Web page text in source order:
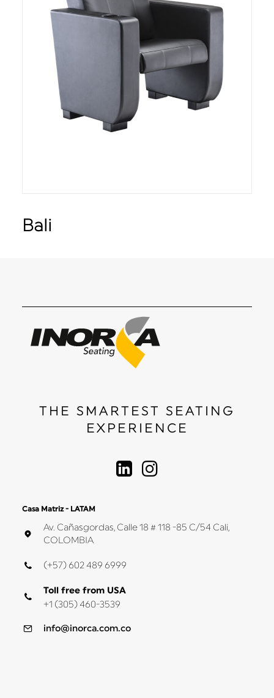
Bali
THE SMARTEST SEATING
EXPERIENCE
Casa Matriz - LATAM
Av. Cañasgordas, Calle 18 # 118 -85 C/54 Cali,
COLOMBIA
(+57) 602 489 6999
Toll free from USA
+1 (305) 460-3539
info@inorca.com.co